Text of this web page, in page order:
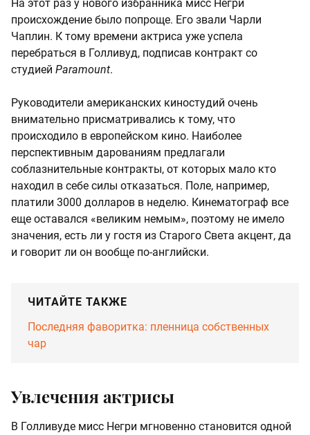
На этот раз у нового избранника мисс Негри
происхождение было попроще. Его звали Чарли
Чаплин. К тому времени актриса уже успела
перебраться в Голливуд, подписав контракт со
студией Paramount.
Руководители американских киностудий очень
внимательно присматривались к тому, что
происходило в европейском кино. Наиболее
перспективным дарованиям предлагали
соблазнительные контракты, от которых мало кто
находил в себе силы отказаться. Поле, например,
платили 3000 долларов в неделю. Кинематограф все
еще оставался «великим немым», поэтому не имело
значения, есть ли у гостя из Старого Света акцент, да
и говорит ли он вообще по-английски.
ЧИТАЙТЕ ТАКЖЕ
Последняя фаворитка: пленница собственных
чар
Увлечения актрисы
В Голливуде мисс Негри мгновенно становится одной